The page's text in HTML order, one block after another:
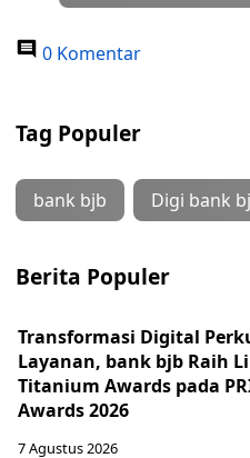
0 Komentar
Tag Populer
bank bjb Digi bank
Berita Populer
Transformasi Digital
Layanan, bank bjb Raih
Titanium Awards pada
Awards 2026
7 Agustus 2026